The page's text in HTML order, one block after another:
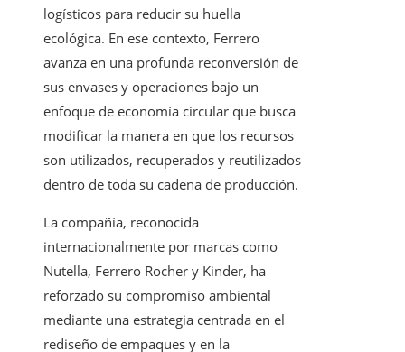
logísticos para reducir su huella
ecológica. En ese contexto, Ferrero
avanza en una profunda reconversión de
sus envases y operaciones bajo un
enfoque de economía circular que busca
modificar la manera en que los recursos
son utilizados, recuperados y reutilizados
dentro de toda su cadena de producción.
La compañía, reconocida
internacionalmente por marcas como
Nutella, Ferrero Rocher y Kinder, ha
reforzado su compromiso ambiental
mediante una estrategia centrada en el
rediseño de empaques y en la